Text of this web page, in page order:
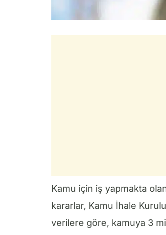
Kamu için iş yapmakta
kararlar, Kamu İhale
verilere göre, kamuya 3